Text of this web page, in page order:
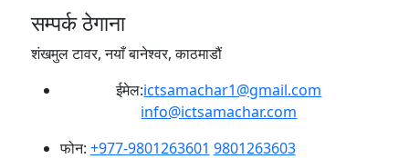
सम्पर्क ठेगाना
शंखमुल टावर, नयाँ बानेश्वर, काठमाडौं
ईमेल:ictsamachar1@gmail.com
info@ictsamachar.com
फोन: +977-9801263601 9801263603